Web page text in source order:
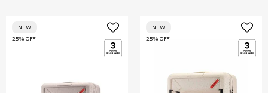
25% OFF
NEW
25% OFF
NEW